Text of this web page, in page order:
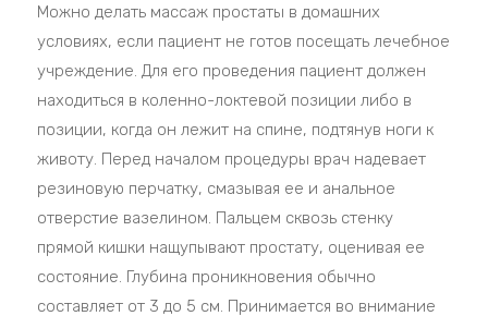
Можно делать массаж простаты в домашних
условиях, если пациент не готов посещать лечебное
учреждение. Для его проведения пациент должен
находиться в коленно-локтевой позиции либо в
позиции, когда он лежит на спине, подтянув ноги к
животу. Перед началом процедуры врач надевает
резиновую перчатку, смазывая ее и анальное
отверстие вазелином. Пальцем сквозь стенку
прямой кишки нащупывают простату, оценивая ее
состояние. Глубина проникновения обычно
составляет от 3 до 5 см. Принимается во внимание